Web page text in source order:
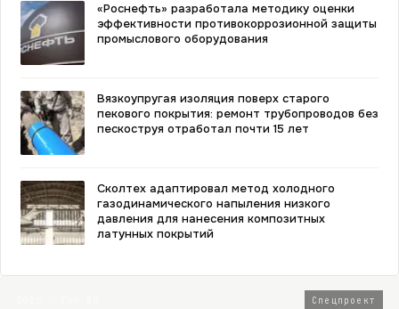
«Роснефть» разработала методику оценки
эффективности противокоррозионной защиты
промыслового оборудования
Вязкоупругая изоляция поверх старого
пекового покрытия: ремонт трубопроводов без
пескоструя отработал почти 15 лет
Сколтех адаптировал метод холодного
газодинамического напыления низкого
давления для нанесения композитных
латунных покрытий
Спецпроект